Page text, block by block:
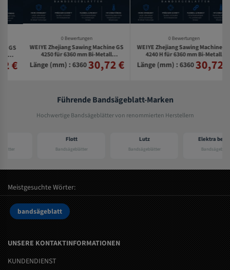
0 Bewertungen
WEIYE Zhejiang Sawing Machine GS
4250 für 6360 mm Bi-Metall
Bandsägeblätter
Länge (mm) : 6360 30,72 €
0 Bewertungen
WEIYE Zhejiang Sawing Machine GS
4240 H für 6360 mm Bi-Metall
Bandsägeblätter
Länge (mm) : 6360 30,72 €
Führende Bandsägeblatt-Marken
Hochwertige Bandsägeblätter von renommierten Herstellern
Bandsägeblätter Bandsägeblätter
Elektra beckum
Bandsägeblätter
Meistgesuchte Wörter:
bandsägeblatt
UNSERE KONTAKTINFORMATIONEN
KUNDENDIENST